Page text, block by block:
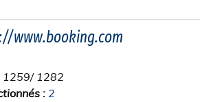
www.booking.com
1259/ 1282
: 2